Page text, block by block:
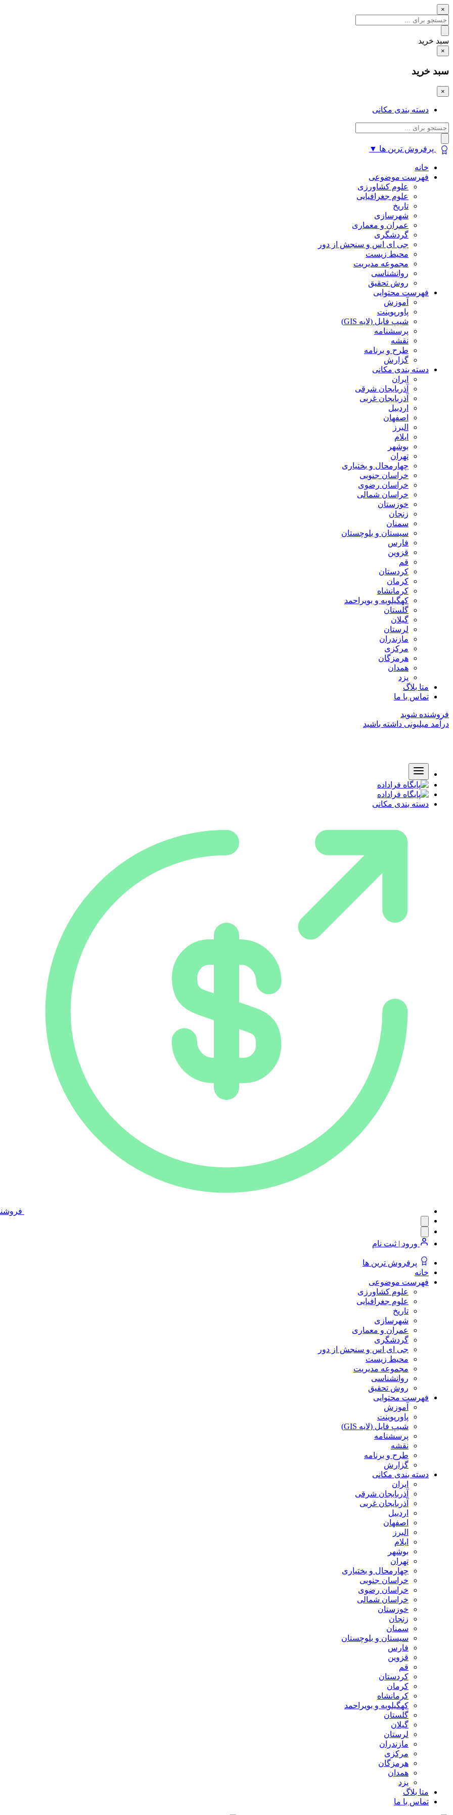
×
سبد خرید
×
سبد خرید
×
دسته بندی مکانی
پرفروش ترین ها ▼
خانه
فهرست موضوعی
علوم کشاورزی
علوم جغرافیایی
تاریخ
شهرسازی
عمران و معماری
گردشگری
جی ای اس و سنجش از دور
محیط زیست
مجموعه مدیریت
روانشناسی
روش تحقیق
فهرست محتوایی
آموزش
پاورپوینت
شیپ فایل (لایه GIS)
پرسشنامه
نقشه
طرح و برنامه
گزارش
دسته بندی مکانی
ایران
آذربایجان شرقی
آذربایجان غربی
اردبیل
اصفهان
البرز
ایلام
بوشهر
تهران
چهارمحال و بختیاری
خراسان جنوبی
خراسان رضوی
خراسان شمالی
خوزستان
زنجان
سمنان
سیستان و بلوچستان
فارس
قزوین
قم
کردستان
کرمان
کرمانشاه
کهگیلویه و بویراحمد
گلستان
گیلان
لرستان
مازندران
مرکزی
هرمزگان
همدان
یزد
متا بلاگ
تماس با ما
فروشنده شوید
درآمد میلیونی داشته باشید
دسته بندی مکانی
ورود | ثبت نام
پرفروش ترین ها
خانه
فهرست موضوعی
علوم کشاورزی
علوم جغرافیایی
تاریخ
شهرسازی
عمران و معماری
گردشگری
جی ای اس و سنجش از دور
محیط زیست
مجموعه مدیریت
روانشناسی
روش تحقیق
فهرست محتوایی
آموزش
پاورپوینت
شیپ فایل (لایه GIS)
پرسشنامه
نقشه
طرح و برنامه
گزارش
دسته بندی مکانی
ایران
آذربایجان شرقی
آذربایجان غربی
اردبیل
اصفهان
البرز
ایلام
بوشهر
تهران
چهارمحال و بختیاری
خراسان جنوبی
خراسان رضوی
خراسان شمالی
خوزستان
زنجان
سمنان
سیستان و بلوچستان
فارس
قزوین
قم
کردستان
کرمان
کرمانشاه
کهگیلویه و بویراحمد
گلستان
گیلان
لرستان
مازندران
مرکزی
هرمزگان
همدان
یزد
متا بلاگ
تماس با ما